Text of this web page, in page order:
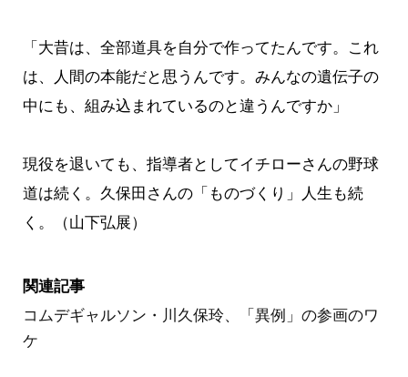
「大昔は、全部道具を自分で作ってたんです。これ
は、人間の本能だと思うんです。みんなの遺伝子の
中にも、組み込まれているのと違うんですか」
現役を退いても、指導者としてイチローさんの野球
道は続く。久保田さんの「ものづくり」人生も続
く。（山下弘展）
関連記事
コムデギャルソン・川久保玲、「異例」の参画のワ
ケ